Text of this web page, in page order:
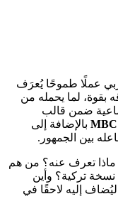
العربي عملًا طموحًا يُعرَف
بقوة، لما يحمله من
ضمن قالب
بالإضافة إلى
بين الجمهور.
تعرف عنه؟ من هم
تركية؟ وأين
إليه لاحقًا في